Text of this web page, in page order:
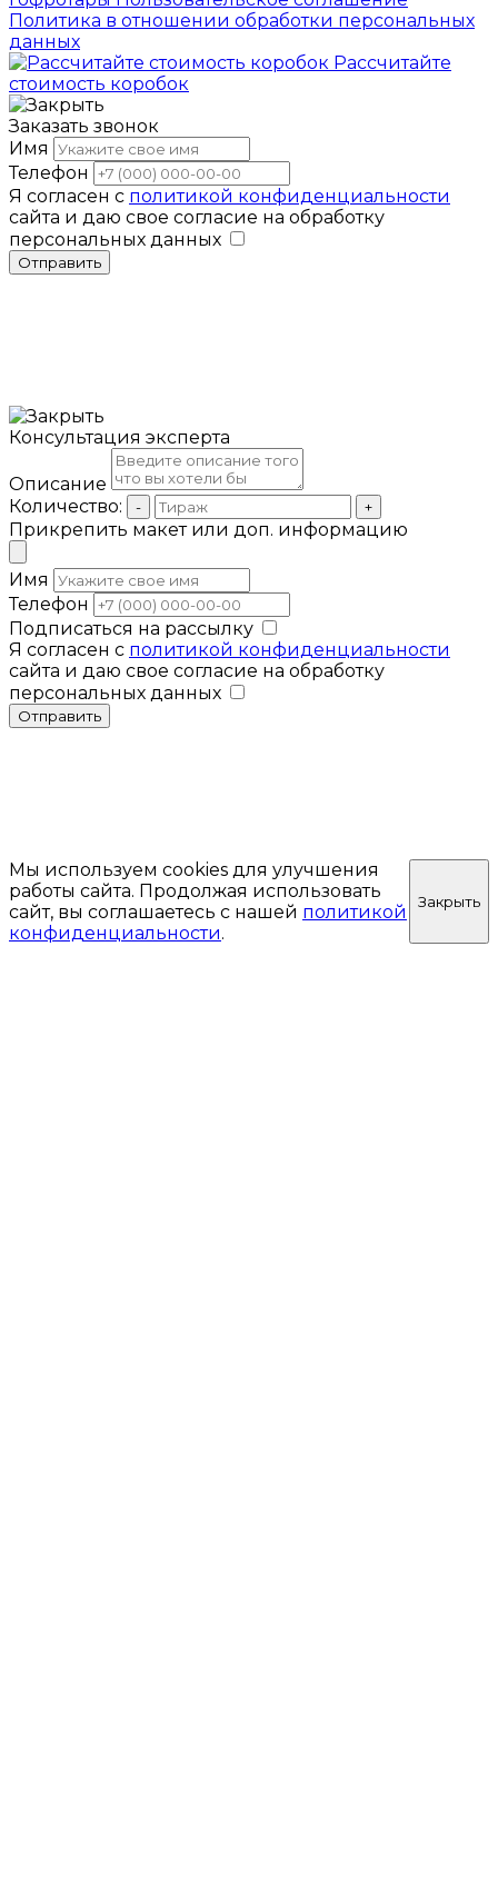
Политика в отношении обработки персональных
данных
Рассчитайте
стоимость коробок
Заказать звонок
Имя
Телефон
Я согласен с политикой конфиденциальности
сайта и даю свое согласие на обработку
персональных данных
Отправить
Консультация эксперта
Описание
Количество:
- +
Прикрепить макет или доп. информацию
Имя
Телефон
Подписаться на рассылку
Я согласен с политикой конфиденциальности
сайта и даю свое согласие на обработку
персональных данных
Отправить
Мы используем cookies для улучшения
работы сайта. Продолжая использовать
сайт, вы соглашаетесь с нашей политикой
конфиденциальности.
Закрыть